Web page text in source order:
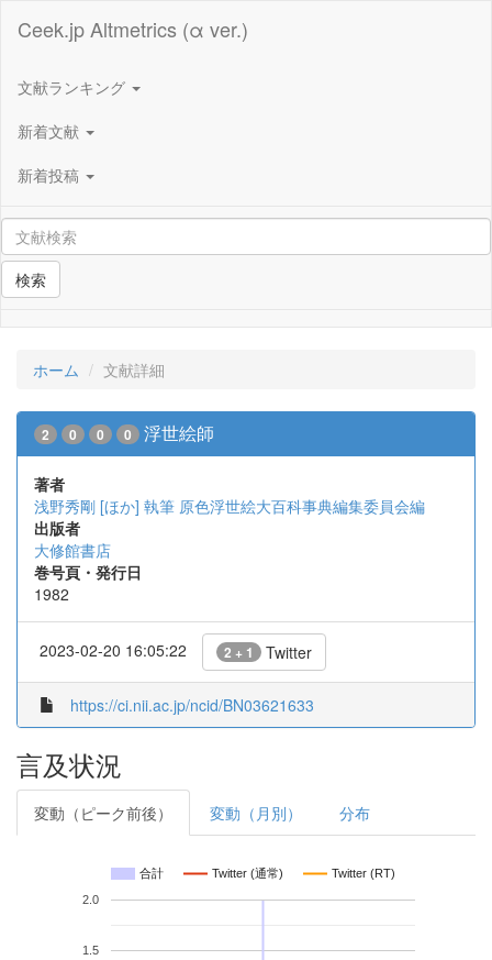
Ceek.jp Altmetrics (α ver.)
文献ランキング
新着文献
新着投稿
検索
ホーム 文献詳細
2 0 0 0 浮世絵師
著者
浅野秀剛 [ほか] 執筆 原色浮世絵大百科事典編集委員会編
出版者
大修館書店
巻号頁・発行日
1982
2023-02-20 16:05:22 2 + 1 Twitter
https://ci.nii.ac.jp/ncid/BN03621633
言及状況
変動（ピーク前後） 変動（月別） 分布
合計 Twitter (通常) Twitter (RT)
1.5
2.0